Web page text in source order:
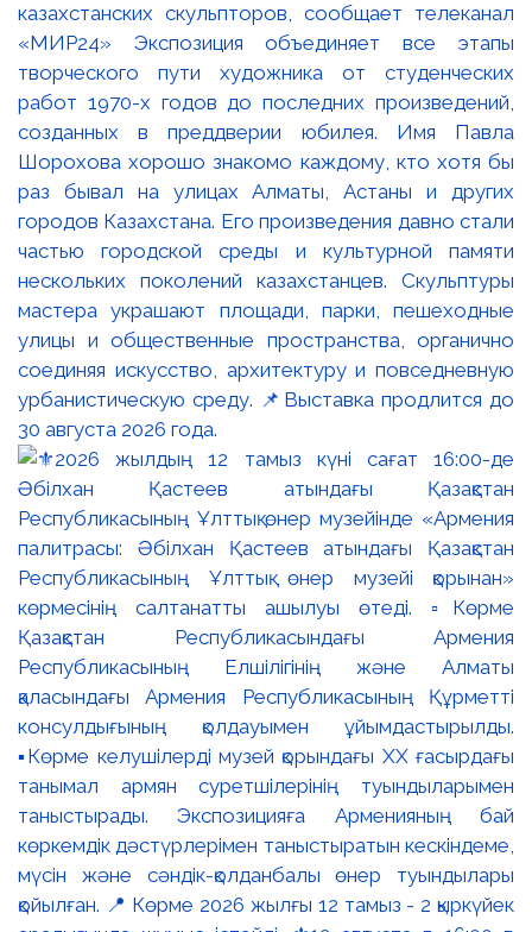
казахстанских скульпторов, сообщает телеканал
«МИР24» Экспозиция объединяет все этапы
творческого пути художника от студенческих
работ 1970-х годов до последних произведений,
созданных в преддверии юбилея. Имя Павла
Шорохова хорошо знакомо каждому, кто хотя бы
раз бывал на улицах Алматы, Астаны и других
городов Казахстана. Его произведения давно стали
частью городской среды и культурной памяти
нескольких поколений казахстанцев. Скульптуры
мастера украшают площади, парки, пешеходные
улицы и общественные пространства, органично
соединяя искусство, архитектуру и повседневную
урбанистическую среду. 📌Выставка продлится до
30 августа 2026 года.